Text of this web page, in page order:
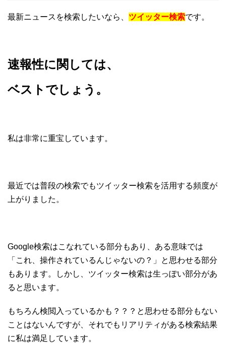
最新ニュースを検索したいなら、 ツイッター検索です。
速報性に関しては、
ベストでしょう。
私は非常に重宝しています。
最近では普段の検索でもツイッター検索を活用する頻度が
上がりました。
Google検索はこなれている部分もあり、ある意味では
「これ、操作されているんじゃないの？」と思わせる部分
もあります。しかし、ツイッター検索は生っぽい部分があ
ると思います。
もちろん検閲入っているかも？？？と思わせる部分もない
ことはないんですが、それでもリアリティがある検索結果
に私は満足しています。